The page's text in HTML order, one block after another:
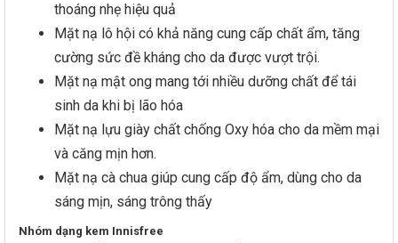
thoáng nhẹ hiệu quả
Mặt nạ lô hội có khả năng cung cấp chất ẩm, tăng
cường sức đề kháng cho da được vượt trội.
Mặt nạ mật ong mang tới nhiều dưỡng chất để tái
sinh da khi bị lão hóa
Mặt nạ lựu giày chất chống Oxy hóa cho da mềm mại
và căng mịn hơn.
Mặt nạ cà chua giúp cung cấp độ ẩm, dùng cho da
sáng mịn, sáng trông thấy
Nhóm dạng kem Innisfree